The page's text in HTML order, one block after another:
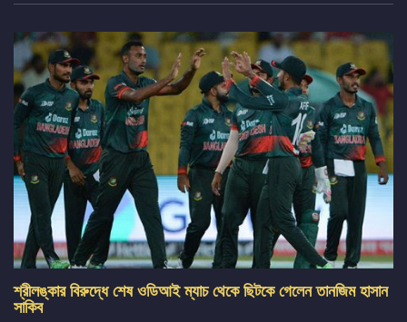
শ্রীলঙ্কার বিরুদ্ধে শেষ ওডিআই ম্যাচ থেকে ছিটকে গেলেন তানজিম হাসান
সাকিব